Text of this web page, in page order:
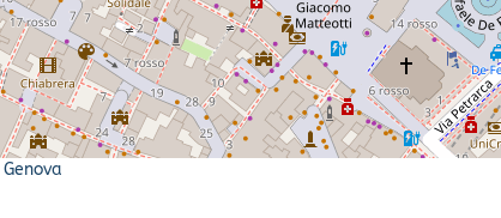
Genova